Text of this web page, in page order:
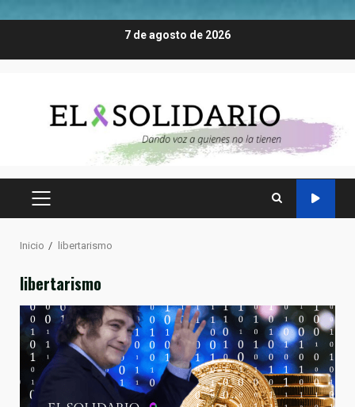
7 de agosto de 2026
MENÚ
Inicio libertarismo
libertarismo